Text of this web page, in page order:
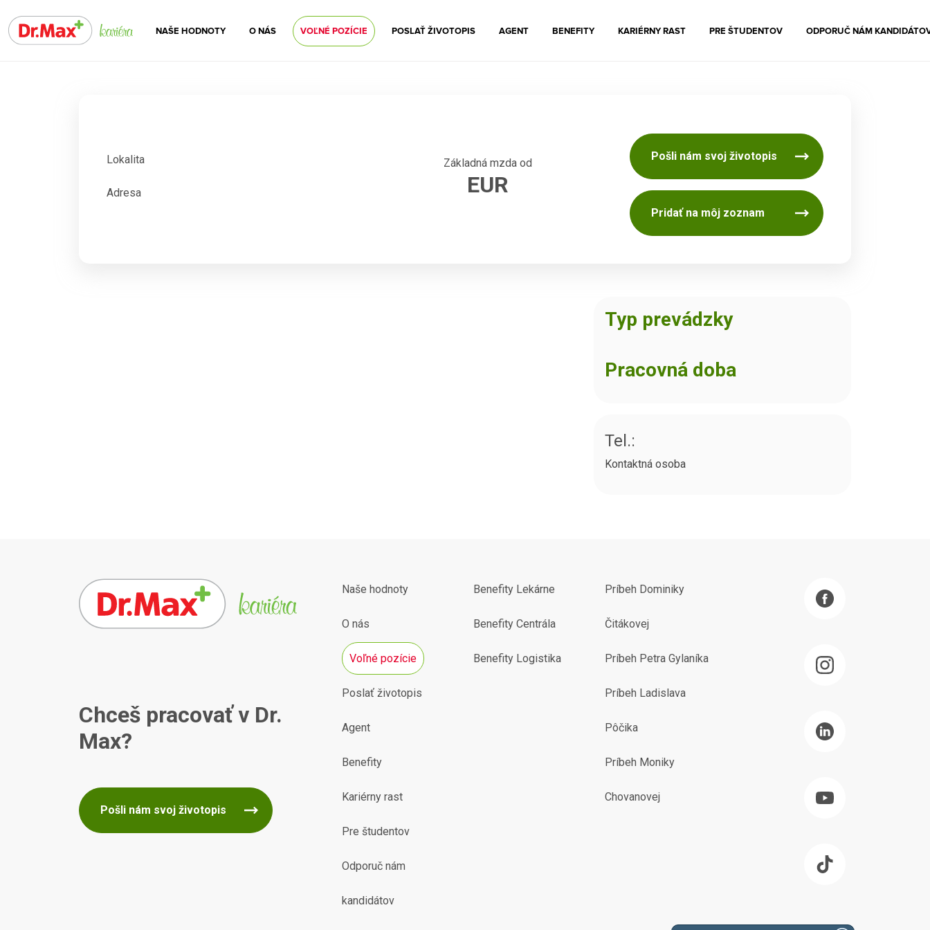
NAŠE HODNOTY O NÁS VOĽNÉ POZÍCIE POSLAŤ ŽIVOTOPIS AGENT BENEFITY KARIÉRNY RAST PRE ŠTUDENTOV ODPORUČ NÁM
Lokalita
Adresa
Základná mzda od
EUR
Pošli nám svoj životopis
Pridať na môj zoznam
Typ prevádzky
Pracovná doba
Tel.:
Kontaktná osoba
Chceš pracovať v Dr.
Max?
Pošli nám svoj životopis
Naše hodnoty
O nás
Voľné pozície
Poslať životopis
Agent
Benefity
Kariérny rast
Pre študentov
Odporuč nám
kandidátov
Benefity Lekárne
Benefity Centrála
Benefity Logistika
Príbeh Dominiky
Čitákovej
Príbeh Petra Gylaníka
Príbeh Ladislava
Pôčika
Príbeh Moniky
Chovanovej